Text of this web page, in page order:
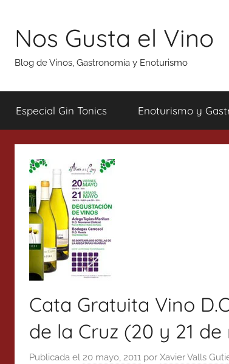
contenido
Nos Gusta el Vino
Blog de Vinos, Gastronomía y Enoturismo
Especial Gin Tonics Enoturismo y
Cata Gratuita Vino
de la Cruz (20 y 21
Publicada el 20 mayo, 2011 por Xavier Valls